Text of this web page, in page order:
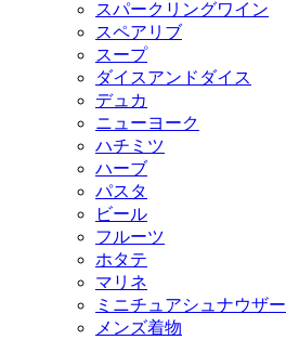
スパークリングワイン
スペアリブ
スープ
ダイスアンドダイス
デュカ
ニューヨーク
ハチミツ
ハーブ
パスタ
ビール
フルーツ
ホタテ
マリネ
ミニチュアシュナウザー
メンズ着物